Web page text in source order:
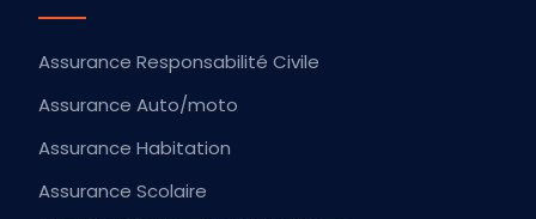
Assurance Responsabilité Civile
Assurance Auto/moto
Assurance Habitation
Assurance Scolaire